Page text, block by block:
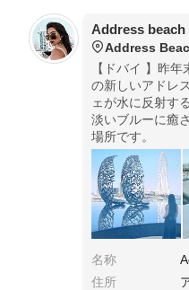
Address
Address
【ドバイ 】昨
の新しいアドレ
ェが水に反射す
淡いブルーに癒
場所です。
名称
住所